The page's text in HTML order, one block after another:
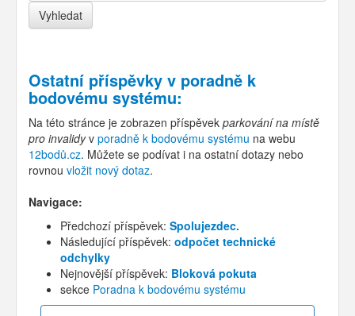
Ostatní příspěvky v poradně k
bodovému systému:
Na této stránce je zobrazen příspěvek parkování na místě
pro invalidyv poradně k bodovému systému na webu
12bodů.cz. Můžete se podívat i na ostatní dotazy nebo
rovnou vložit nový dotaz.
Navigace:
Předchozí příspěvek: Spolujezdec.
Následující příspěvek: odpočet technické
odchylky
Nejnovější příspěvek: Bloková pokuta
sekce Poradna k bodovému systému